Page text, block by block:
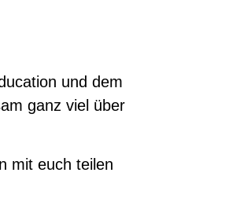
und dem
ganz viel über
mit euch teilen